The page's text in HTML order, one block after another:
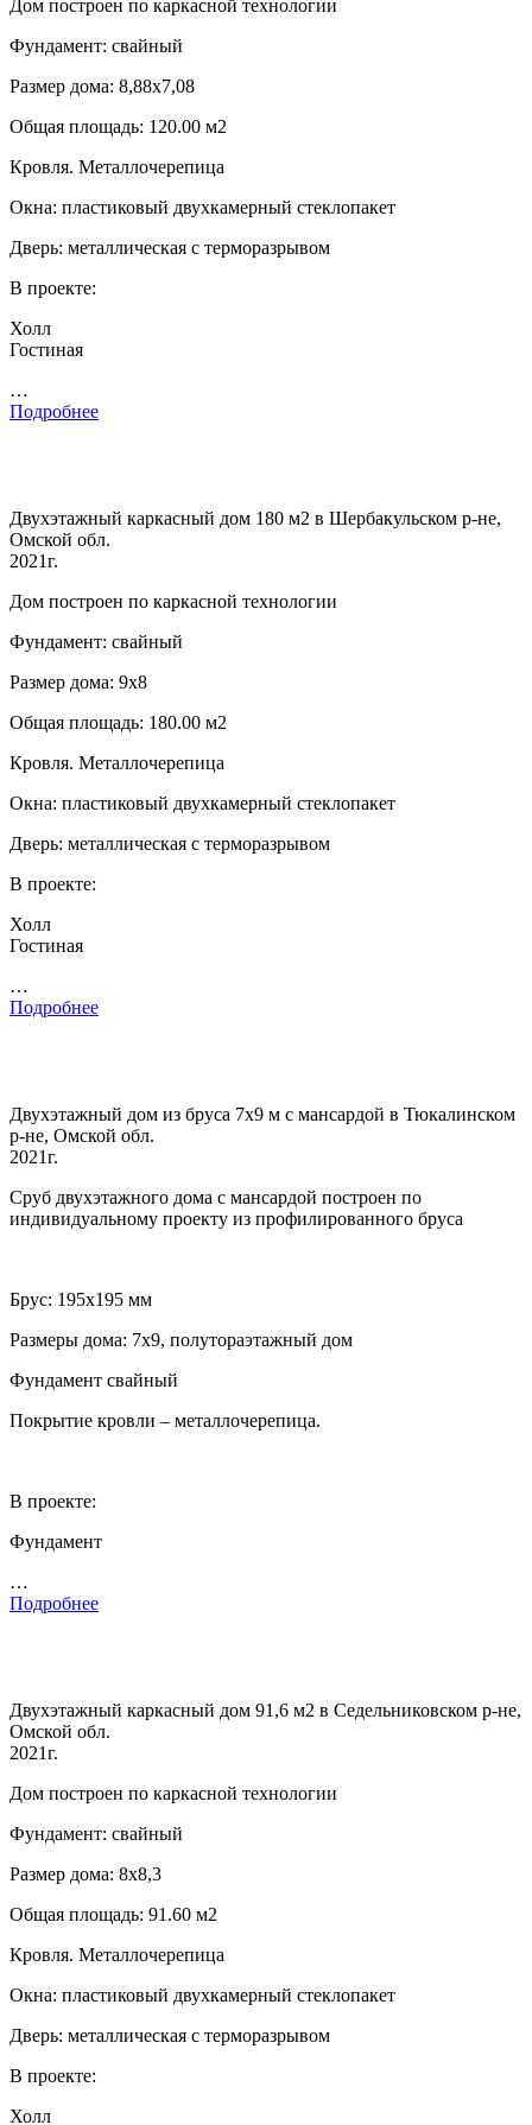
Дом построен по каркасной технологии
Фундамент: свайный
Размер дома: 8,88х7,08
Общая площадь: 120.00 м2
Кровля. Металлочерепица
Окна: пластиковый двухкамерный стеклопакет
Дверь: металлическая с терморазрывом
В проекте:
Холл
Гостиная
…
Подробнее
Двухэтажный каркасный дом 180 м2 в Шербакульском р-не,
Омской обл.
2021г.
Дом построен по каркасной технологии
Фундамент: свайный
Размер дома: 9х8
Общая площадь: 180.00 м2
Кровля. Металлочерепица
Окна: пластиковый двухкамерный стеклопакет
Дверь: металлическая с терморазрывом
В проекте:
Холл
Гостиная
…
Подробнее
Двухэтажный дом из бруса 7х9 м с мансардой в Тюкалинском
р-не, Омской обл.
2021г.
Сруб двухэтажного дома с мансардой построен по
индивидуальному проекту из профилированного бруса
Брус: 195х195 мм
Размеры дома: 7х9, полутораэтажный дом
Фундамент свайный
Покрытие кровли – металлочерепица.
В проекте:
Фундамент
…
Подробнее
Двухэтажный каркасный дом 91,6 м2 в Седельниковском р-не,
Омской обл.
2021г.
Дом построен по каркасной технологии
Фундамент: свайный
Размер дома: 8х8,3
Общая площадь: 91.60 м2
Кровля. Металлочерепица
Окна: пластиковый двухкамерный стеклопакет
Дверь: металлическая с терморазрывом
В проекте:
Холл